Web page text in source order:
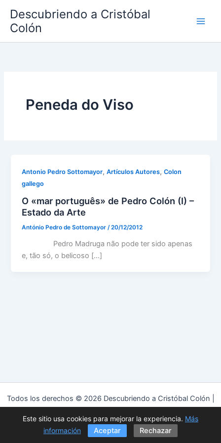
contenido
Descubriendo a Cristóbal
Colón
Peneda do Viso
Antonio Pedro Sottomayor,Artículos Autores,Colon
gallego
O «mar português» de Pedro Colón (I) –
Estado da Arte
António Pedro de Sottomayor /20/12/2012
Pedro Madruga não pode ter sido apenas
e, tão só, o belicoso […]
Todos los derechos © 2026 Descubriendo a Cristóbal Colón |
Política de privacidad|Política de cookies|Aviso Legal
Este sitio usa cookies para mejorar la experiencia. Más
información
Aceptar Rechazar